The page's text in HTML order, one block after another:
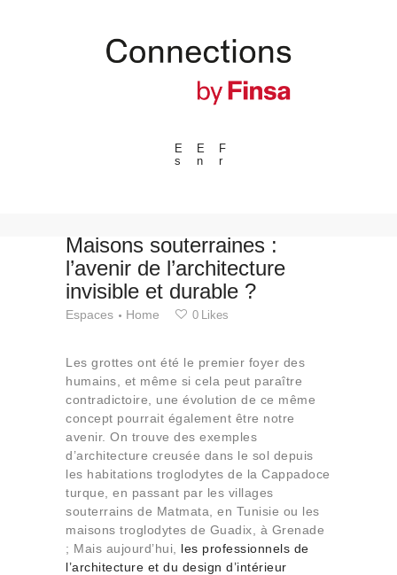
E
s
E
n
F
r
---ENLACES---
Événements
Espaces
Matériels
Technologie
Collaborations
Qui sommes-nous
Contact
Maisons souterraines :
l’avenir de l’architecture
invisible et durable ?
Espaces Home 0 Likes
Les grottes ont été le premier foyer des
humains, et même si cela peut paraître
contradictoire, une évolution de ce même
concept pourrait également être notre
avenir. On trouve des exemples
d’architecture creusée dans le sol depuis
les habitations troglodytes de la Cappadoce
turque, en passant par les villages
souterrains de Matmata, en Tunisie ou les
maisons troglodytes de Guadix, à Grenade
; Mais aujourd’hui, les professionnels de
l’architecture et du design d’intérieur